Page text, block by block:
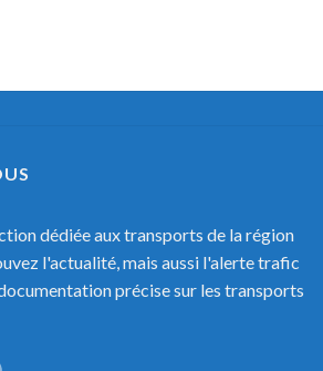
dédiée aux transports de la région
l'actualité, mais aussi l'alerte trafic
précise sur les transports